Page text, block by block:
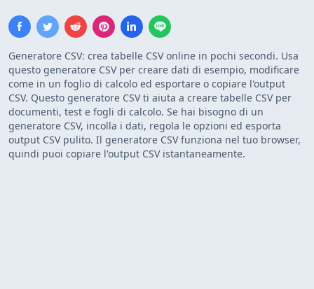
Generatore CSV: crea tabelle CSV online in pochi secondi. Usa
questo generatore CSV per creare dati di esempio, modificare
come in un foglio di calcolo ed esportare o copiare l'output
CSV. Questo generatore CSV ti aiuta a creare tabelle CSV per
documenti, test e fogli di calcolo. Se hai bisogno di un
generatore CSV, incolla i dati, regola le opzioni ed esporta
output CSV pulito. Il generatore CSV funziona nel tuo browser,
quindi puoi copiare l'output CSV istantaneamente.